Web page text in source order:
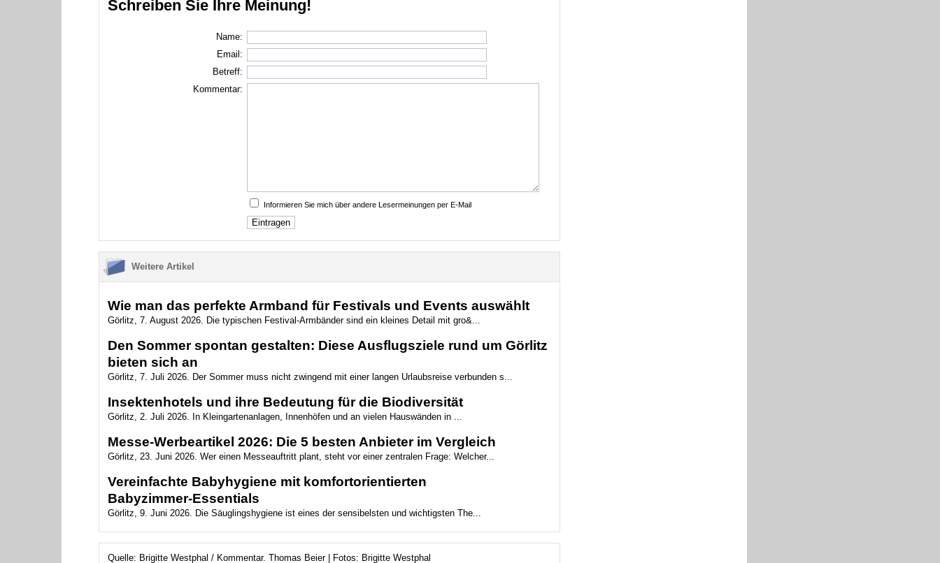
Schreiben Sie Ihre Meinung!
Name:
Email:
Betreff:
Kommentar:
Informieren Sie mich über andere Lesermeinungen per E-Mail
Weitere Artikel
Wie man das perfekte Armband für Festivals und Events auswählt
Görlitz, 7. August 2026. Die typischen Festival-Armbänder sind ein kleines Detail mit gro&...
Den Sommer spontan gestalten: Diese Ausflugsziele rund um Görlitz
bieten sich an
Görlitz, 7. Juli 2026. Der Sommer muss nicht zwingend mit einer langen Urlaubsreise verbunden s...
Insektenhotels und ihre Bedeutung für die Biodiversität
Görlitz, 2. Juli 2026. In Kleingartenanlagen, Innenhöfen und an vielen Hauswänden in ...
Messe-Werbeartikel 2026: Die 5 besten Anbieter im Vergleich
Görlitz, 23. Juni 2026. Wer einen Messeauftritt plant, steht vor einer zentralen Frage: Welcher...
Vereinfachte Babyhygiene mit komfortorientierten
Babyzimmer‑Essentials
Görlitz, 9. Juni 2026. Die Säuglingshygiene ist eines der sensibelsten und wichtigsten The...
Quelle: Brigitte Westphal / Kommentar. Thomas Beier | Fotos: Brigitte Westphal